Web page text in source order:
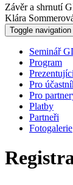
Závěr a shrnutí
Klára
Toggle navigation
Seminář
Program
Pro
Pro
Platby
Partneři
Fotogalerie